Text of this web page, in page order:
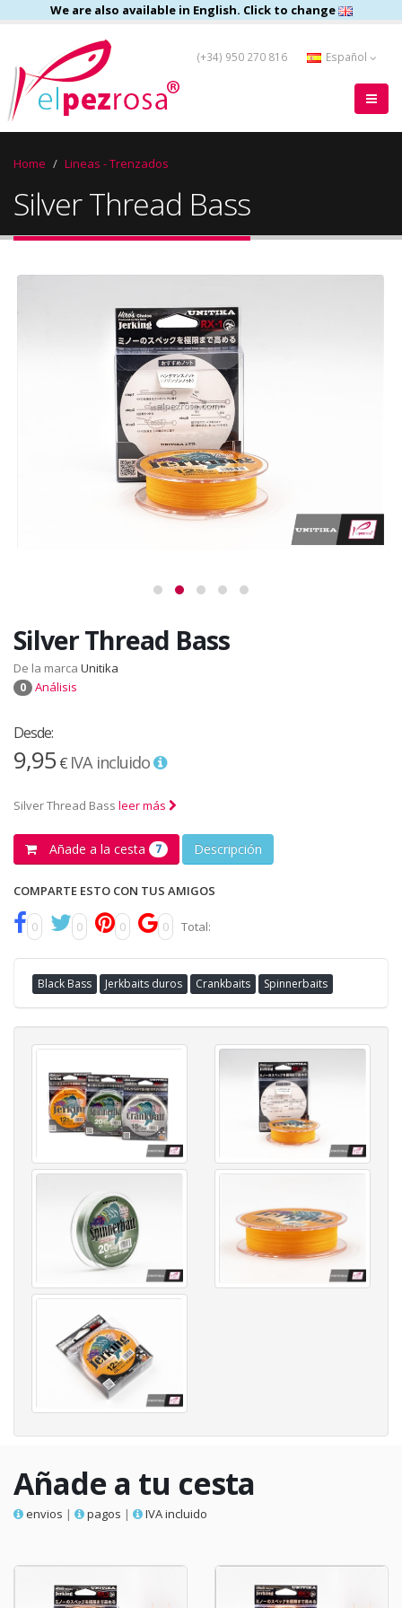
We are also available in English. Click to change
(+34) 950 270 816 Español
Home Lineas - Trenzados
Silver Thread Bass
Silver Thread Bass
De la marca Unitika
0 Análisis
Desde:
9,95€ IVA incluido
Silver Thread Bass leer más
Añade a la cesta 7 Descripción
COMPARTE ESTO CON TUS AMIGOS
0 0 0 0 Total:
Black Bass Jerkbaits duros Crankbaits Spinnerbaits
Añade a tu cesta
envios | pagos | IVA incluido